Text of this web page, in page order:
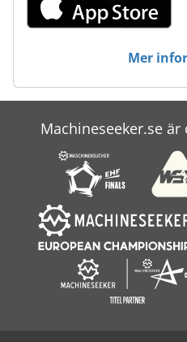
Mer
Machineseeker.se